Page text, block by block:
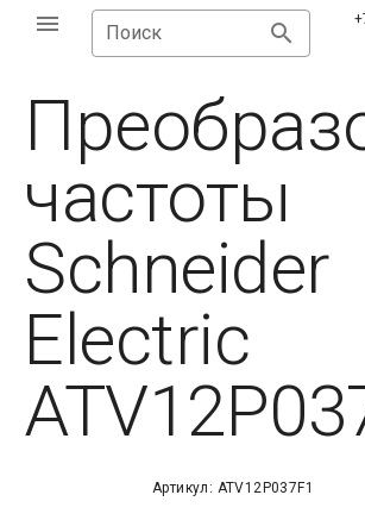
Поиск
частоты
Schneider
Electric
Артикул: ATV12P037F1